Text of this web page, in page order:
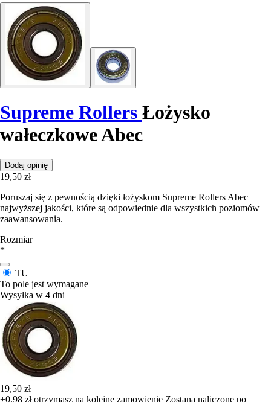
Supreme Rollers Łożysko
wałeczkowe Abec
Dodaj opinię
19,50 zł
Poruszaj się z pewnością dzięki łożyskom Supreme Rollers Abec
najwyższej jakości, które są odpowiednie dla wszystkich poziomów
zaawansowania.
Rozmiar
*
TU
To pole jest wymagane
Wysyłka w 4 dni
19,50 zł
+0,98 złotrzymasz na kolejne zamowienie Zostana naliczone po